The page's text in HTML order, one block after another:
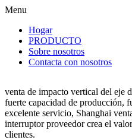
Menu
Hogar
PRODUCTO
Sobre nosotros
Contacta con nosotros
venta de impacto vertical del eje
fuerte capacidad de producción,
excelente servicio, Shanghai
interruptor proveedor crea el
clientes.